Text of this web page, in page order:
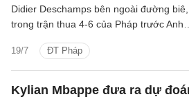
19/7 ĐT Pháp
Didier Deschamps bên ngoài đường
trong trận thua 4-6 của Pháp trước Anh ở
Kylian Mbappe đưa ra dự